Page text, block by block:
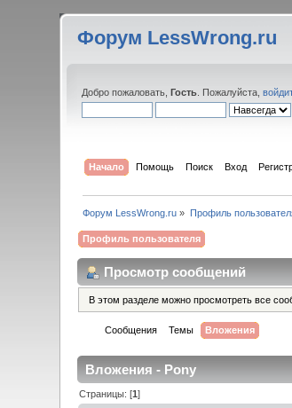
Форум LessWrong.ru
Добро пожаловать,Гость . Пожалуйста,
Начало Помощь Поиск Вход
Форум LessWrong.ru » Профиль
Профиль пользователя
Просмотр сообщений
В этом разделе можно просмотреть все
Сообщения Темы Вложения
Вложения - Pony
Страницы: [1]